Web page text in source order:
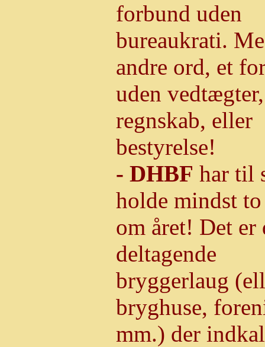
forbund uden
bureaukrati.
andre ord, et
uden vedtægter,
regnskab, eller
bestyrelse!
- DHBF har til
holde mindst
om året! Det er
deltagende
bryggerlaug
bryghuse,
mm.) der